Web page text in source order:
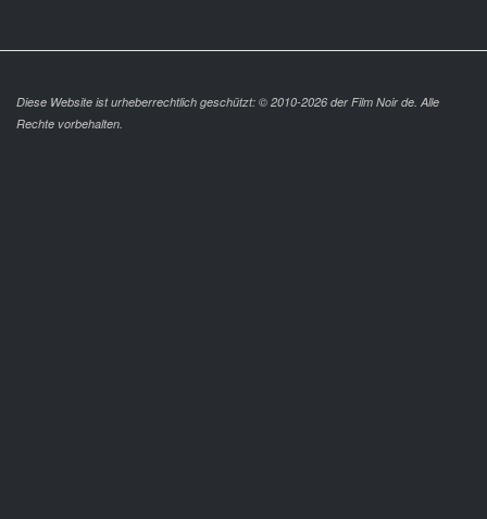
Diese Website ist urheberrechtlich geschützt: © 2010-2026 der Film Noir de. Alle
Rechte vorbehalten.